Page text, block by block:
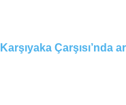
Karşıyaka